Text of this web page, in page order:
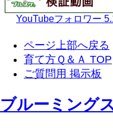
YouTubeフォロワー
ページ上部へ戻る
育て方Ｑ＆Ａ TOP
ご質問用 掲示板
ブルーミング